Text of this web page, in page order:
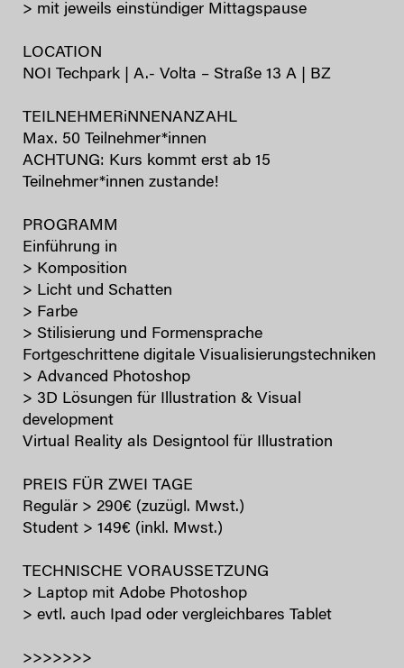
> mit jeweils einstündiger Mittagspause
LOCATION
NOI Techpark | A.- Volta – Straße 13 A | BZ
TEILNEHMERiNNENANZAHL
Max. 50 Teilnehmer*innen
ACHTUNG: Kurs kommt erst ab 15
Teilnehmer*innen zustande!
PROGRAMM
Einführung in
> Komposition
> Licht und Schatten
> Farbe
> Stilisierung und Formensprache
Fortgeschrittene digitale Visualisierungstechniken
> Advanced Photoshop
> 3D Lösungen für Illustration & Visual
development
Virtual Reality als Designtool für Illustration
PREIS FÜR ZWEI TAGE
Regulär > 290€ (zuzügl. Mwst.)
Student > 149€ (inkl. Mwst.)
TECHNISCHE VORAUSSETZUNG
> Laptop mit Adobe Photoshop
> evtl. auch Ipad oder vergleichbares Tablet
>>>>>>>